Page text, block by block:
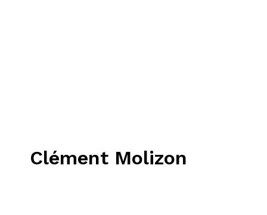
Clément Molizon